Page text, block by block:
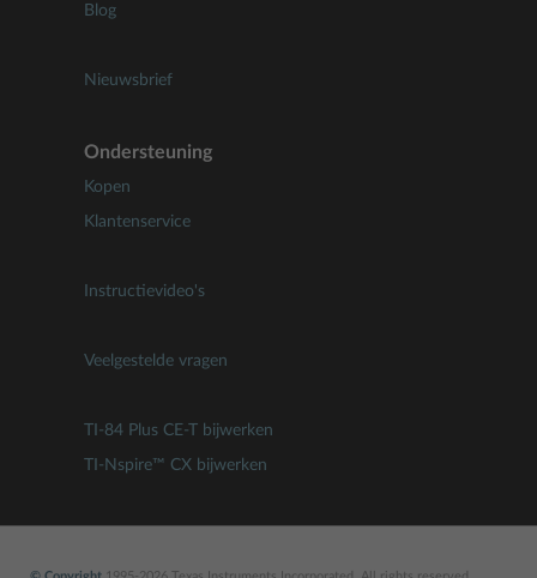
Blog
Nieuwsbrief
Ondersteuning
Kopen
Klantenservice
Instructievideo's
Veelgestelde vragen
TI-84 Plus CE-T bijwerken
TI-Nspire™ CX bijwerken